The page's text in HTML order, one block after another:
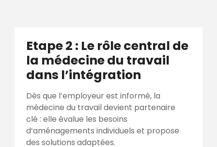
Etape 2 : Le rôle central de
la médecine du travail
dans l’intégration
Dès que l’employeur est informé, la
médecine du travail devient partenaire
clé : elle évalue les besoins
d’aménagements individuels et propose
des solutions adaptées.